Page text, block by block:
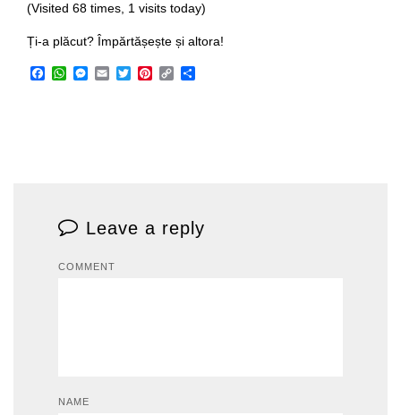
(Visited 68 times, 1 visits today)
Ți-a plăcut? Împărtășește și altora!
Facebook
WhatsApp
Messenger
EmailTwitterPinterest
Copy
Leave a reply
COMMENT
NAME